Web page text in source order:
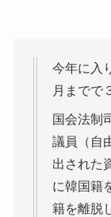
今年に入
月までで
国会法制
議員（自
出された
に韓国籍
籍を離脱